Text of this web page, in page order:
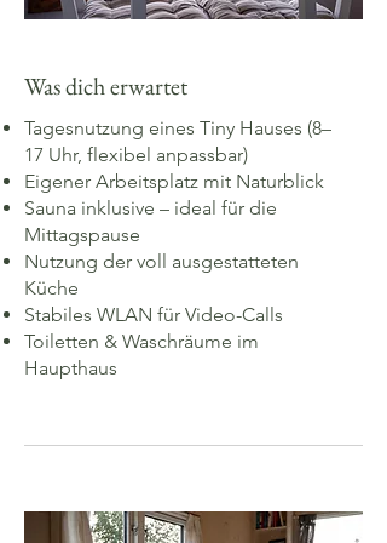
Was dich erwartet
Tagesnutzung eines Tiny Hauses (8–
17 Uhr, flexibel anpassbar)
Eigener Arbeitsplatz mit Naturblick
Sauna inklusive – ideal für die
Mittagspause
Nutzung der voll ausgestatteten
Küche
Stabiles WLAN für Video-Calls
Toiletten & Waschräume im
Haupthaus